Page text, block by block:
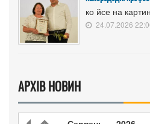
ко йсе на
24.07.2026
АРХІВ НОВИН